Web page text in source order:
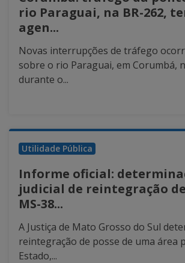
rio Paraguai, na BR-262,
agen...
Novas interrupções de tráfego
sobre o rio Paraguai, em Corumbá,
durante o...
Utilidade Pública
Informe oficial:
judicial de reintegração
MS-38...
A Justiça de Mato Grosso do Sul
reintegração de posse de uma área
Estado,...